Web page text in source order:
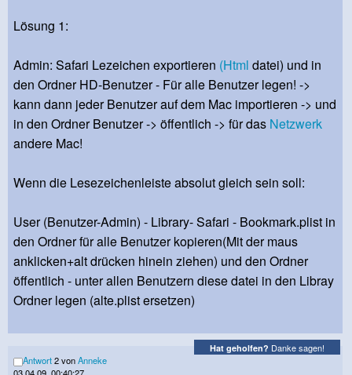
Lösung 1:
Admin: Safari Lezeichen exportieren (Html datei) und in
den Ordner HD-Benutzer - Für alle Benutzer legen! ->
kann dann jeder Benutzer auf dem Mac importieren -> und
in den Ordner Benutzer -> öffentlich -> für das Netzwerk
andere Mac!
Wenn die Lesezeichenleiste absolut gleich sein soll:
User (Benutzer-Admin) - Library- Safari - Bookmark.plist in
den Ordner für alle Benutzer kopieren(Mit der maus
anklicken+alt drücken hinein ziehen) und den Ordner
öffentlich - unter allen Benutzern diese datei in den Libray
Ordner legen (alte.plist ersetzen)
Hat geholfen? Danke sagen!
Antwort2 vonAnneke